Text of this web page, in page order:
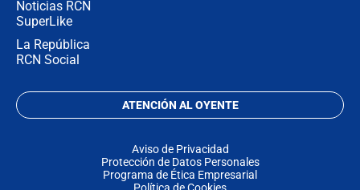
Noticias RCN
SuperLike
La República
RCN Social
ATENCIÓN AL OYENTE
Aviso de Privacidad
Protección de Datos Personales
Programa de Ética Empresarial